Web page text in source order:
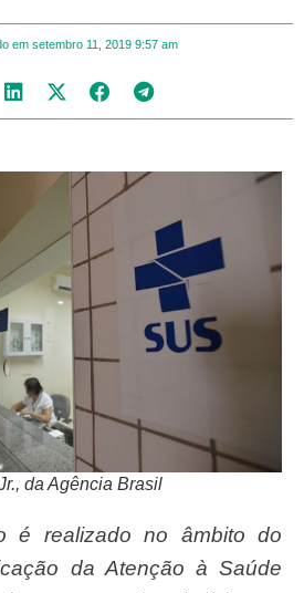
em setembro 11, 2019 9:57 am
da Agência Brasil
da Atenção à Saúde